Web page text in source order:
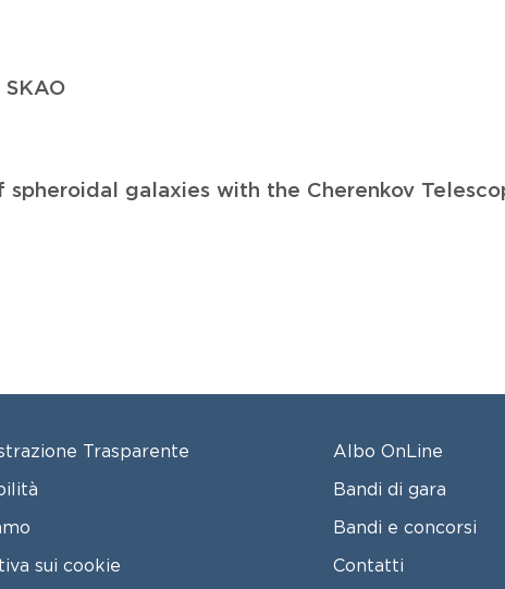
galaxies with the Cherenkov
MENU
Trasparente
sui cookie
FOOTER 2
Albo OnLine
Bandi di gara
Bandi e concorsi
Contatti